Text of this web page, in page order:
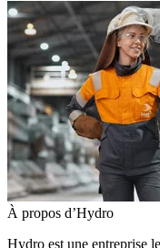
À propos d’Hydro
Hydro est une entreprise